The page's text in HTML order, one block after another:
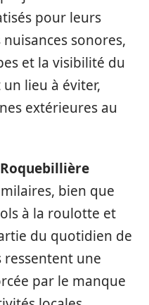
pour leurs
sonores,
et la visibilité du
lieu à éviter,
extérieures au
Roquebillière
bien que
à la roulotte et
du quotidien de
ressentent une
par le manque